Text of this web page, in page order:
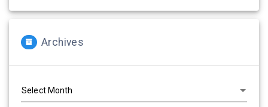
Archives